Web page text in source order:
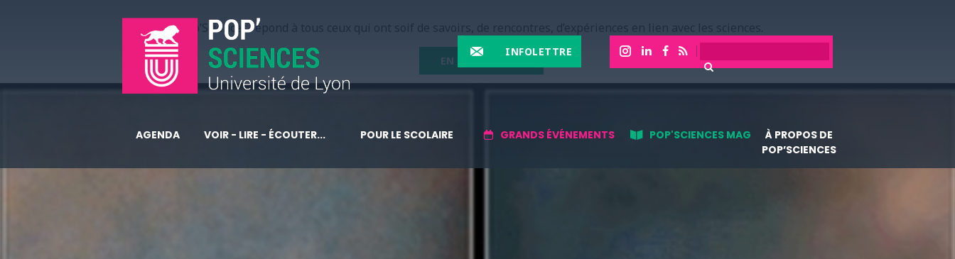
Pop’Sciences répond à tous ceux qui ont soif de savoirs, de rencontres, d’expériences en lien avec les sciences.
EN SAVOIR PLUS
INFOLETTRE
AGENDA VOIR - LIRE - ÉCOUTER... POUR LE SCOLAIRE GRANDS ÉVÉNEMENTS POP'SCIENCES MAG
À PROPOS DE
POP’SCIENCES